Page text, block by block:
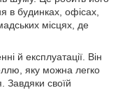
в будинках, офісах,
місцях, де
й експлуатації. Він
яку можна легко
Завдяки своїй